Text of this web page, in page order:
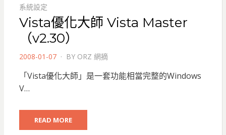
系統設定
Vista優化大師 Vista Master
（v2.30）
POSTED
2008-01-07 BY ORZ 網摘
「Vista優化大師」是一套功能相當完整的Windows
V…
READ MORE